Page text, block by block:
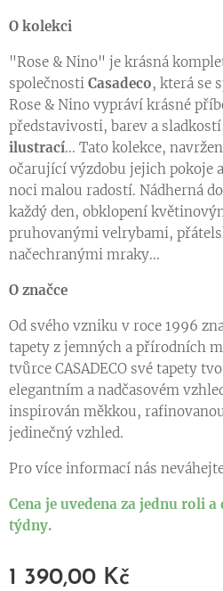
O kolekci
"Rose & Nino" je krásná
společnosti Casadeco, která se
Rose & Nino vypráví krásné
představivosti, barev a
ilustrací... Tato kolekce,
očarující výzdobu jejich pokoje
noci malou radostí. Nádherná
každý den, obklopení
pruhovanými velrybami,
načechranými mraky...
O značce
Od svého vzniku v roce 1996
tapety z jemných a přírodních
tvůrce CASADECO své tapety
elegantním a nadčasovém
inspirován měkkou,
jedinečný vzhled.
Pro více informací nás
Cena je uvedena za jednu roli
týdny.
1 390,00 Kč